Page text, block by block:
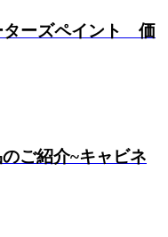
ターズペイント 価
ご紹介~キャビネ